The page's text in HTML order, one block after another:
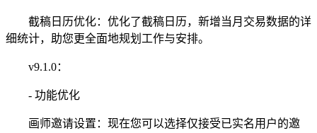
截稿日历优化：优化了截稿日历，新增当月交易数据的详
细统计，助您更全面地规划工作与安排。
v9.1.0：
- 功能优化
画师邀请设置：现在您可以选择仅接受已实名用户的邀